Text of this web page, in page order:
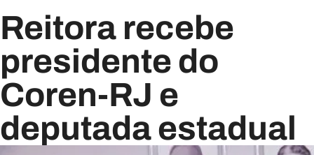
Reitora recebe
presidente do
Coren-RJ e
deputada estadual